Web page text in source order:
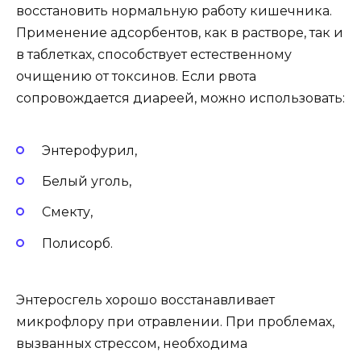
восстановить нормальную работу кишечника.
Применение адсорбентов, как в растворе, так и
в таблетках, способствует естественному
очищению от токсинов. Если рвота
сопровождается диареей, можно использовать:
Энтерофурил,
Белый уголь,
Смекту,
Полисорб.
Энтеросгель хорошо восстанавливает
микрофлору при отравлении. При проблемах,
вызванных стрессом, необходима